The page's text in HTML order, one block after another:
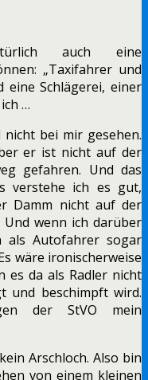
auch eine
„Taxifahrer und
eine Schlägerei, einer
…
nicht bei mir gesehen.
er ist nicht auf der
gefahren. Und das
verstehe ich es gut,
Damm nicht auf der
wenn ich darüber
als Autofahrer sogar
wäre ironischerweise
es da als Radler nicht
und beschimpft wird.
der StVO mein
Arschloch. Also bin
von einem kleinen